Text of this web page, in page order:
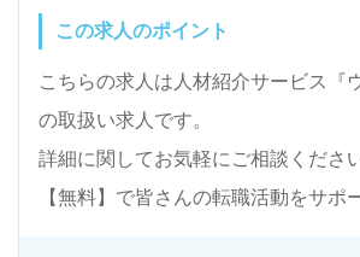
この求人のポイント
こちらの求人は人材紹介サービス『
の取扱い求人です。
詳細に関してお気軽にご相談くださ
【無料】で皆さんの転職活動をサポ